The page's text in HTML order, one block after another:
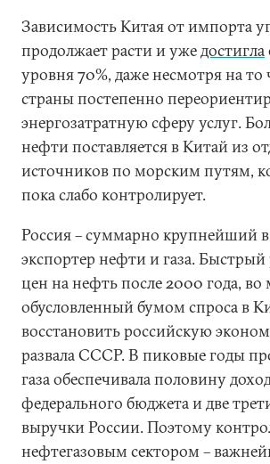
Зависимость Китая от импорта
продолжает расти и ужедостигла
уровня 70%, даже несмотря на
страны постепенно
энергозатратную сферу услуг.
нефти поставляется в Китай из
источников по морским путям,
пока слабо контролирует.
Россия – суммарно крупнейший
экспортер нефти и газа.
цен на нефть после 2000 года,
обусловленный бумом спроса в
восстановить российскую
развала СССР. В пиковые годы
газа обеспечивала половину
федерального бюджета и две
выручки России. Поэтому
нефтегазовым сектором –